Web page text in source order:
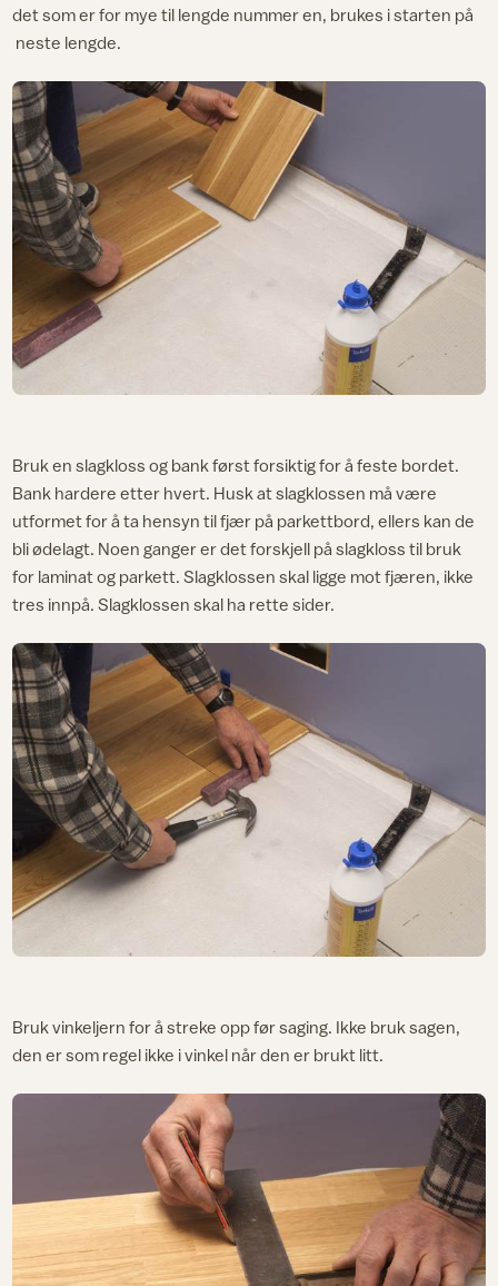
det som er for mye til lengde nummer en, brukes i starten på
neste lengde.
Bruk en slagkloss og bank først forsiktig for å feste bordet.
Bank hardere etter hvert. Husk at slagklossen må være
utformet for å ta hensyn til fjær på parkettbord, ellers kan de
bli ødelagt. Noen ganger er det forskjell på slagkloss til bruk
for laminat og parkett. Slagklossen skal ligge mot fjæren, ikke
tres innpå. Slagklossen skal ha rette sider.
Bruk vinkeljern for å streke opp før saging. Ikke bruk sagen,
den er som regel ikke i vinkel når den er brukt litt.